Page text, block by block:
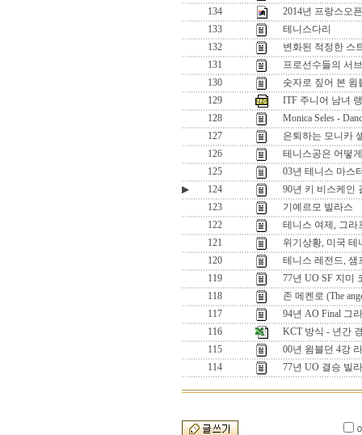
134
2014년 프랑스오
133
테니스다리
132
변화된 적정한 스
131
프로선수들의 서
130
숫자로 짚어 본 윔
129
ITF 주니어 남녀
128
Monica Seles -
127
은퇴하는 모니카
126
테니스공은 어떻
125
03년 테니스 마스
▶
124
90년 키 비스케인
123
기예르모 빌라스
122
테니스 여제, 그라
121
위기상황, 미국 테
120
테니스 레전드, 샘
119
77년 UO SF 지미
118
존 메켄로 (The
117
94년 AO Final 그
116
KCT 방식 - 년간
115
00년 윔블던 4강
114
77년 UO 결승 빌